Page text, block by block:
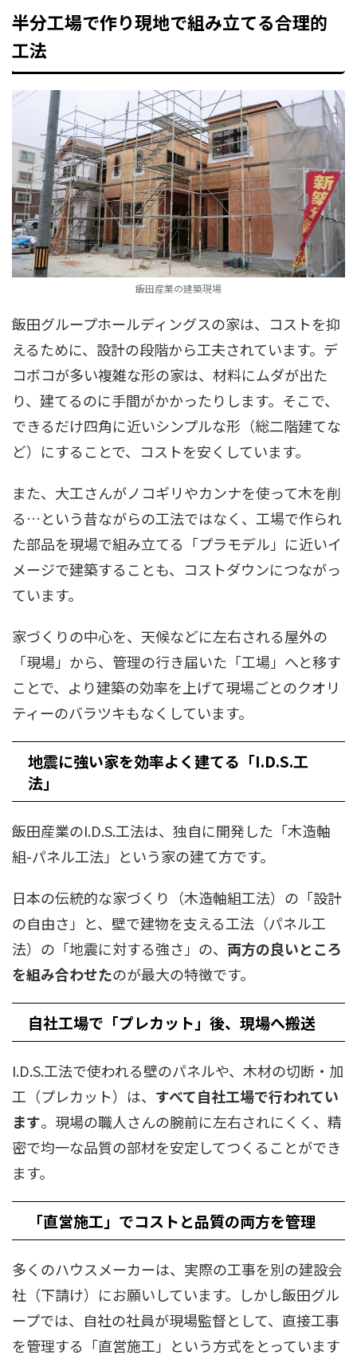
半分工場で作り現地で組み立てる合理的
工法
飯田産業の建築現場
飯田グループホールディングスの家は、コストを抑
えるために、設計の段階から工夫されています。デ
コボコが多い複雑な形の家は、材料にムダが出た
り、建てるのに手間がかかったりします。そこで、
できるだけ四角に近いシンプルな形（総二階建てな
ど）にすることで、コストを安くしています。
また、大工さんがノコギリやカンナを使って木を削
る…という昔ながらの工法ではなく、工場で作られ
た部品を現場で組み立てる「プラモデル」に近いイ
メージで建築することも、コストダウンにつながっ
ています。
家づくりの中心を、天候などに左右される屋外の
「現場」から、管理の行き届いた「工場」へと移す
ことで、より建築の効率を上げて現場ごとのクオリ
ティーのバラツキもなくしています。
地震に強い家を効率よく建てる「I.D.S.工
法」
飯田産業のI.D.S.工法は、独自に開発した「木造軸
組-パネル工法」という家の建て方です。
日本の伝統的な家づくり（木造軸組工法）の「設計
の自由さ」と、壁で建物を支える工法（パネル工
法）の「地震に対する強さ」の、 両方の良いところ
を組み合わせたのが最大の特徴です。
自社工場で「プレカット」後、現場へ搬送
I.D.S.工法で使われる壁のパネルや、木材の切断・加
工（プレカット）は、 すべて自社工場で行われてい
ます。現場の職人さんの腕前に左右されにくく、精
密で均一な品質の部材を安定してつくることができ
ます。
「直営施工」でコストと品質の両方を管理
多くのハウスメーカーは、実際の工事を別の建設会
社（下請け）にお願いしています。しかし飯田グル
ープでは、自社の社員が現場監督として、直接工事
を管理する「直営施工」という方式をとっています